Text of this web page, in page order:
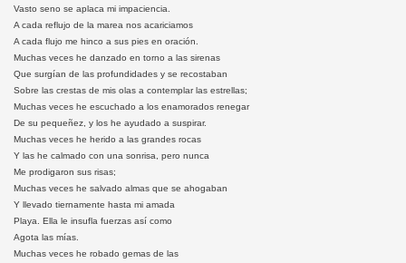
Vasto seno se aplaca mi impaciencia.
A cada reflujo de la marea nos acariciamos
A cada flujo me hinco a sus pies en oración.
Muchas veces he danzado en torno a las sirenas
Que surgían de las profundidades y se recostaban
Sobre las crestas de mis olas a contemplar las estrellas;
Muchas veces he escuchado a los enamorados renegar
De su pequeñez, y los he ayudado a suspirar.
Muchas veces he herido a las grandes rocas
Y las he calmado con una sonrisa, pero nunca
Me prodigaron sus risas;
Muchas veces he salvado almas que se ahogaban
Y llevado tiernamente hasta mi amada
Playa. Ella le insufla fuerzas así como
Agota las mías.
Muchas veces he robado gemas de las